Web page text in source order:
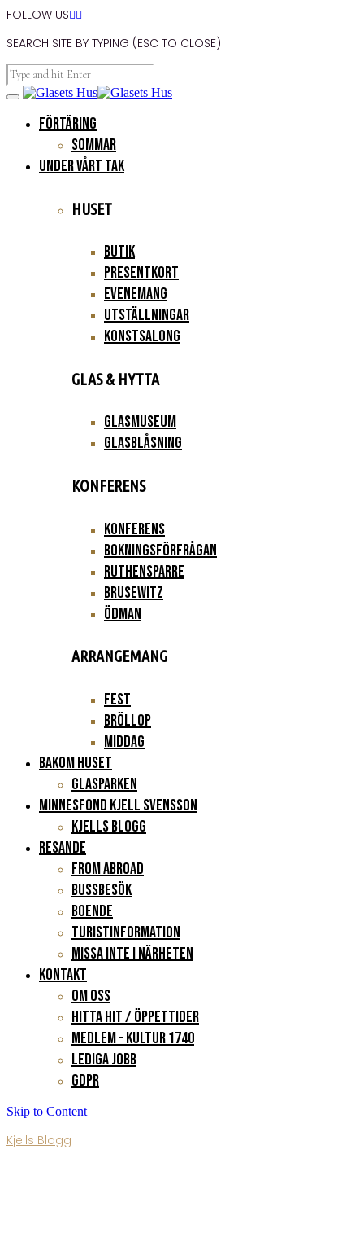
FOLLOW US
SEARCH SITE BY TYPING (ESC TO CLOSE)
FÖRTÄRING
Sommar
UNDER VÅRT TAK
HUSET
Butik
Presentkort
Evenemang
Utställningar
Konstsalong
GLAS & HYTTA
Glasmuseum
Glasblåsning
KONFERENS
Konferens
Bokningsförfrågan
Ruthensparre
Brusewitz
Ödman
ARRANGEMANG
Fest
Bröllop
Middag
BAKOM HUSET
Glasparken
Minnesfond Kjell Svensson
KJELLS BLOGG
RESANDE
FROM ABROAD
Bussbesök
Boende
Turistinformation
Missa inte i närheten
KONTAKT
Om oss
Hitta hit / Öppettider
Medlem – Kultur 1740
Lediga jobb
GDPR
Skip to Content
Kjells Blogg